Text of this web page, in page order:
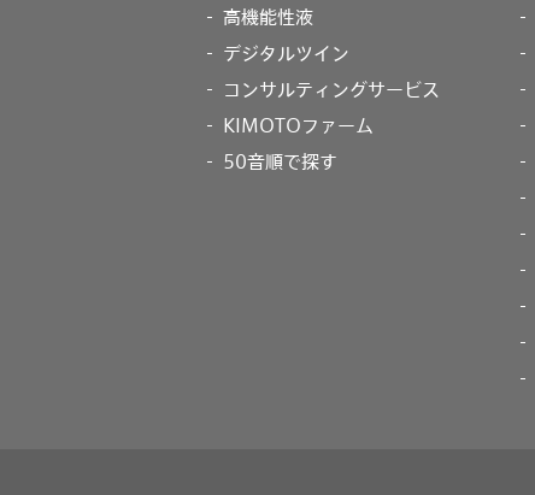
高機能性液
デジタルツイン
コンサルティングサービス
KIMOTOファーム
50音順で探す